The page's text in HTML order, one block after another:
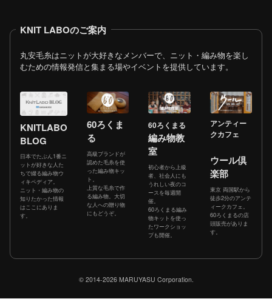
KNIT LABOのご案内
丸安毛糸はニットが大好きなメンバーで、ニット・編み物を楽し
むための情報発信と集まる場やイベントを提供しています。
KNITLABO
BLOG
日本でたぶん1番ニ
ットが好きな人た
ちで綴る編み物ウ
ィキペディア。
ニット・編み物の
知りたかった情報
はここにありま
す。
60ろくま
る
高級ブランドが
認めた毛糸を使
った編み物キッ
ト。
上質な毛糸で作
る編み物。大切
な人への贈り物
にもどうぞ。
60ろくまる
編み物教
室
初心者から上級
者、社会人にも
うれしい夜のコ
ースを毎週開
催。
60ろくまる編み
物キットを使っ
たワークショッ
プも開催。
アンティー
クカフェ
ウール倶
楽部
東京 両国駅から
徒歩2分のアンテ
ィークカフェ。
60ろくまるの店
頭販売がありま
す。
© 2014-2026 MARUYASU Corporation.